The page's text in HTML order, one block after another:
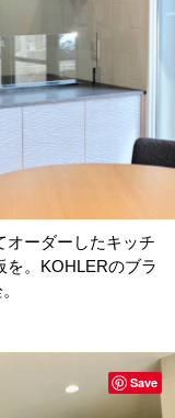
オーダーしたキッチ
を。KOHLERのブラ
Save